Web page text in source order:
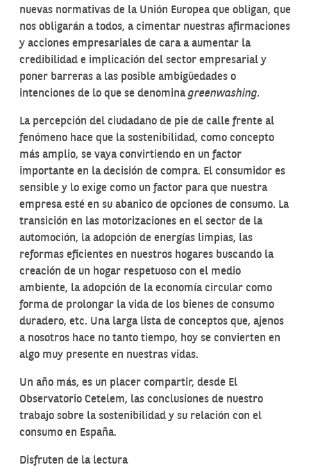
nuevas normativas de la Unión Europea que obligan, que
nos obligarán a todos, a cimentar nuestras afirmaciones
y acciones empresariales de cara a aumentar la
credibilidad e implicación del sector empresarial y
poner barreras a las posible ambigüedades o
intenciones de lo que se denominagreenwashing.
La percepción del ciudadano de pie de calle frente al
fenómeno hace que la sostenibilidad, como concepto
más amplio, se vaya convirtiendo en un factor
importante en la decisión de compra. El consumidor es
sensible y lo exige como un factor para que nuestra
empresa esté en su abanico de opciones de consumo. La
transición en las motorizaciones en el sector de la
automoción, la adopción de energías limpias, las
reformas eficientes en nuestros hogares buscando la
creación de un hogar respetuoso con el medio
ambiente, la adopción de la economía circular como
forma de prolongar la vida de los bienes de consumo
duradero, etc. Una larga lista de conceptos que, ajenos
a nosotros hace no tanto tiempo, hoy se convierten en
algo muy presente en nuestras vidas.
Un año más, es un placer compartir, desde El
Observatorio Cetelem, las conclusiones de nuestro
trabajo sobre la sostenibilidad y su relación con el
consumo en España.
Disfruten de la lectura